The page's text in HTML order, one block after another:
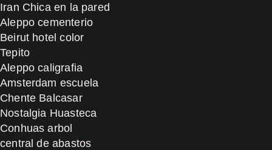
Iran Chica en la pared
Aleppo cementerio
Beirut hotel color
Tepito
Aleppo caligrafia
Amsterdam escuela
Chente Balcasar
Nostalgia Huasteca
Conhuas arbol
central de abastos